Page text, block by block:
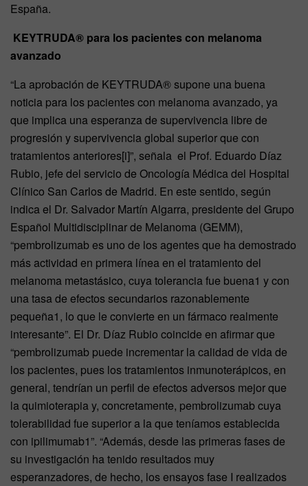
España.
KEYTRUDA® para los pacientes con melanoma
avanzado
“La aprobación de KEYTRUDA® supone una buena
noticia para los pacientes con melanoma avanzado, ya
que implica una esperanza de supervivencia libre de
progresión y supervivencia global superior que con
tratamientos anteriores[i]”, señala el Prof. Eduardo Díaz
Rubio, jefe del servicio de Oncología Médica del Hospital
Clínico San Carlos de Madrid. En este sentido, según
indica el Dr. Salvador Martín Algarra, presidente del Grupo
Español Multidisciplinar de Melanoma (GEMM),
“pembrolizumab es uno de los agentes que ha demostrado
más actividad en primera línea en el tratamiento del
melanoma metastásico, cuya tolerancia fue buena1 y con
una tasa de efectos secundarios razonablemente
pequeña1, lo que le convierte en un fármaco realmente
interesante”. El Dr. Díaz Rubio coincide en afirmar que
“pembrolizumab puede incrementar la calidad de vida de
los pacientes, pues los tratamientos inmunoterápicos, en
general, tendrían un perfil de efectos adversos mejor que
la quimioterapia y, concretamente, pembrolizumab cuya
tolerabilidad fue superior a la que teníamos establecida
con ipilimumab1”. “Además, desde las primeras fases de
su investigación ha tenido resultados muy
esperanzadores, de hecho, los ensayos fase I realizados